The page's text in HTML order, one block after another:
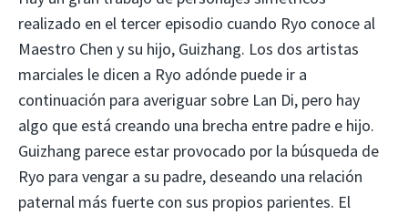
realizado en el tercer episodio cuando Ryo conoce al
Maestro Chen y su hijo, Guizhang. Los dos artistas
marciales le dicen a Ryo adónde puede ir a
continuación para averiguar sobre Lan Di, pero hay
algo que está creando una brecha entre padre e hijo.
Guizhang parece estar provocado por la búsqueda de
Ryo para vengar a su padre, deseando una relación
paternal más fuerte con sus propios parientes. El